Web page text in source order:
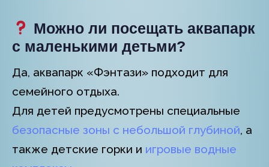
Можно ли посещать аквапарк
с маленькими детьми?
Да, аквапарк «Фэнтази» подходит для
семейного отдыха.
Для детей предусмотрены специальные
безопасные зоны с небольшой глубиной, а
также детские горки и игровые водные